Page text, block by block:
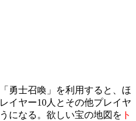
勇士召喚」を利用すると、ほ
イヤー10人とその他プレイヤ
になる。欲しい宝の地図を ト